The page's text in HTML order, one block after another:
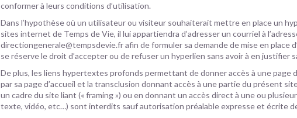
conformer à leurs conditions d’utilisation.
Dans l’hypothèse où un utilisateur ou visiteur souhaiterait mettre en place un
sites internet de Temps de Vie, il lui appartiendra d’adresser un courriel à
directiongenerale@tempsdevie.fr afin de formuler sa demande de mise en place
se réserve le droit d’accepter ou de refuser un hyperlien sans avoir à en justifier
De plus, les liens hypertextes profonds permettant de donner accès à une page
par sa page d’accueil et la transclusion donnant accès à une partie du présent
un cadre du site liant (« framing ») ou en donnant un accès direct à une ou
texte, vidéo, etc…) sont interdits sauf autorisation préalable expresse et écrite